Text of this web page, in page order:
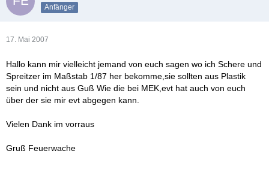
Anfänger
17. Mai 2007
Hallo kann mir vielleicht jemand von euch sagen wo ich Schere und
Spreitzer im Maßstab 1/87 her bekomme,sie sollten aus Plastik
sein und nicht aus Guß Wie die bei MEK,evt hat auch von euch
über der sie mir evt abgegen kann.
Vielen Dank im vorraus
Gruß Feuerwache